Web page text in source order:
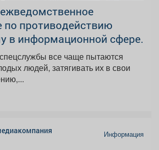
по противодействию
в информационной сфере.
все чаще пытаются
людей, затягивать их в свои
Информация